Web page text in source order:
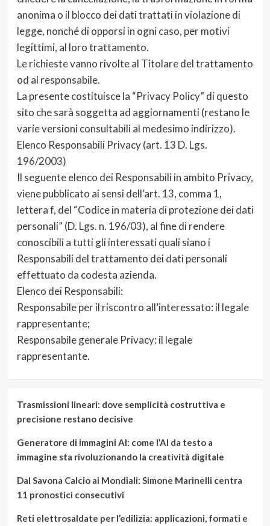
anonima o il blocco dei dati trattati in violazione di
legge, nonché di opporsi in ogni caso, per motivi
legittimi, al loro trattamento.
Le richieste vanno rivolte al Titolare del trattamento
od al responsabile.
La presente costituisce la “Privacy Policy” di questo
sito che sarà soggetta ad aggiornamenti (restano le
varie versioni consultabili al medesimo indirizzo).
Elenco Responsabili Privacy (art. 13 D. Lgs.
196/2003)
Il seguente elenco dei Responsabili in ambito Privacy,
viene pubblicato ai sensi dell’art. 13, comma 1,
lettera f, del “Codice in materia di protezione dei dati
personali” (D. Lgs. n. 196/03), al fine di rendere
conoscibili a tutti gli interessati quali siano i
Responsabili del trattamento dei dati personali
effettuato da codesta azienda.
Elenco dei Responsabili:
Responsabile per il riscontro all’interessato: il legale
rappresentante;
Responsabile generale Privacy: il legale
rappresentante.
Trasmissioni lineari: dove semplicità costruttiva e
precisione restano decisive
Generatore di immagini AI: come l’AI da testo a
immagine sta rivoluzionando la creatività digitale
Dal Savona Calcio ai Mondiali: Simone Marinelli centra
11 pronostici consecutivi
Reti elettrosaldate per l’edilizia: applicazioni, formati e